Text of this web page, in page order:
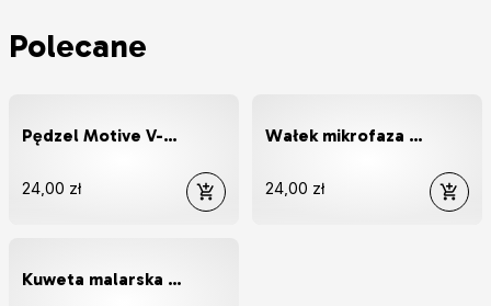
Polecane
Pędzel Motive V-PRO SC 2"
24,00 zł
Wałek mikrofaza z uchwytem 18cm
24,00 zł
Kuweta malarska BIG 32/34cm